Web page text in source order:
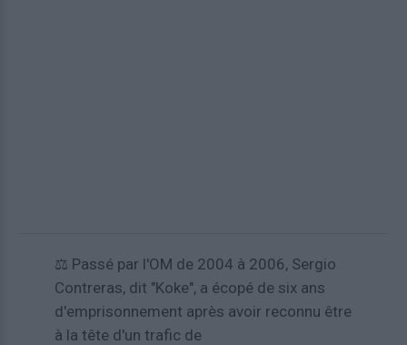
⚖️ Passé par l'OM de 2004 à 2006, Sergio
Contreras, dit "Koke", a écopé de six ans
d'emprisonnement après avoir reconnu être
à la tête d'un trafic de